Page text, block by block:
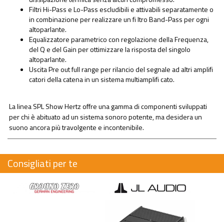
Filtri Hi-Pass e Lo-Pass escludibili e attivabili separatamente o
in combinazione per realizzare un fi ltro Band-Pass per ogni
altoparlante.
Equalizzatore parametrico con regolazione della Frequenza,
del Q e del Gain per ottimizzare la risposta del singolo
altoparlante.
Uscita Pre out full range per rilancio del segnale ad altri amplifi
catori della catena in un sistema multiamplifi cato.
La linea SPL Show Hertz offre una gamma di componenti sviluppati
per chi è abituato ad un sistema sonoro potente, ma desidera un
suono ancora più travolgente e incontenibile.
Consigliati per te